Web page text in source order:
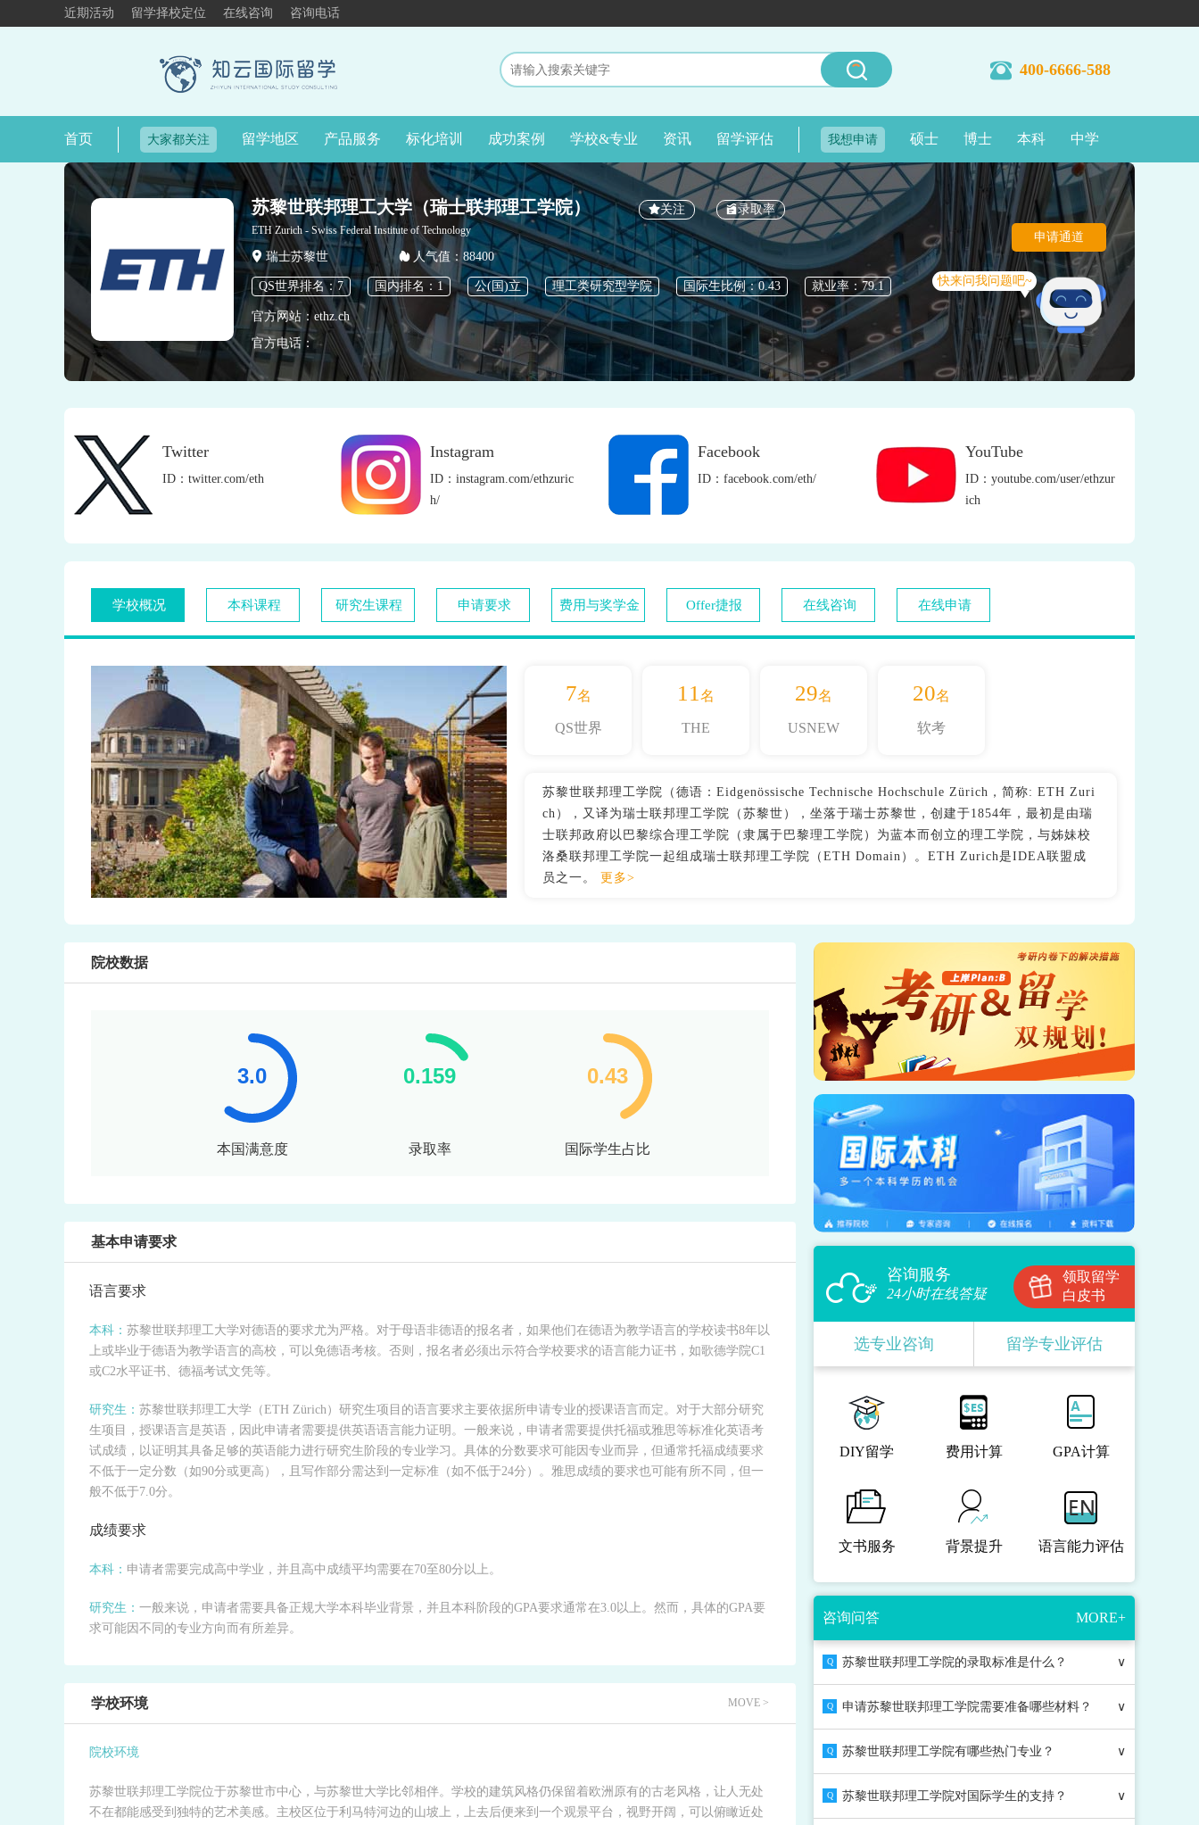
近期活动 留学择校定位 在线咨询 咨询电话
400-6666-588
首页 大家都关注 留学地区 产品服务 标化培训 成功案例 学校&专业 资讯 留学评估 我想申请 硕士 博士 本科 中学
苏黎世联邦理工大学（瑞士联邦理工学院） 关注 录取率
ETH Zurich - Swiss Federal Institute of Technology
瑞士苏黎世 人气值：88400
QS世界排名：7 国内排名：1 公(国)立 理工类研究型学院 国际生比例：0.43 就业率：79.1
官方网站：ethz.ch
官方电话：
申请通道
快来问我问题吧~
Twitter
ID：twitter.com/eth
Instagram
ID：instagram.com/ethzuric
h/
Facebook
ID：facebook.com/eth/
YouTube
ID：youtube.com/user/ethzur
ich
学校概况 本科课程 研究生课程 申请要求 费用与奖学金 Offer捷报 在线咨询 在线申请
7名
QS世界
11 名
THE
29名
USNEW
20名
软考
苏黎世联邦理工学院（德语：Eidgenössische Technische Hochschule Zürich，简称: ETH Zuri
ch），又译为瑞士联邦理工学院（苏黎世），坐落于瑞士苏黎世，创建于1854年，最初是由瑞
士联邦政府以巴黎综合理工学院（隶属于巴黎理工学院）为蓝本而创立的理工学院，与姊妹校
洛桑联邦理工学院一起组成瑞士联邦理工学院（ETH Domain）。ETH Zurich是IDEA联盟成
员之一。 更多>
院校数据
本国满意度 录取率 国际学生占比
基本申请要求
语言要求
本科： 苏黎世联邦理工大学对德语的要求尤为严格。对于母语非德语的报名者，如果他们在德语为教学语言的学校读书8年以
上或毕业于德语为教学语言的高校，可以免德语考核。否则，报名者必须出示符合学校要求的语言能力证书，如歌德学院C1
或C2水平证书、德福考试文凭等。
研究生： 苏黎世联邦理工大学（ETH Zürich）研究生项目的语言要求主要依据所申请专业的授课语言而定。对于大部分研究
生项目，授课语言是英语，因此申请者需要提供英语语言能力证明。一般来说，申请者需要提供托福或雅思等标准化英语考
试成绩，以证明其具备足够的英语能力进行研究生阶段的专业学习。具体的分数要求可能因专业而异，但通常托福成绩要求
不低于一定分数（如90分或更高），且写作部分需达到一定标准（如不低于24分）。雅思成绩的要求也可能有所不同，但一
般不低于7.0分。
成绩要求
本科： 申请者需要完成高中学业，并且高中成绩平均需要在70至80分以上。
研究生： 一般来说，申请者需要具备正规大学本科毕业背景，并且本科阶段的GPA要求通常在3.0以上。然而，具体的GPA要
求可能因不同的专业方向而有所差异。
学校环境 MOVE >
院校环境
苏黎世联邦理工学院位于苏黎世市中心，与苏黎世大学比邻相伴。学校的建筑风格仍保留着欧洲原有的古老风格，让人无处
不在都能感受到独特的艺术美感。主校区位于利马特河边的山坡上，上去后便来到一个观景平台，视野开阔，可以俯瞰近处
咨询服务
24小时在线答疑
领取留学
白皮书
选专业咨询 留学专业评估
DIY留学 费用计算 GPA计算
文书服务 背景提升 语言能力评估
咨询问答 MORE+
Q 苏黎世联邦理工学院的录取标准是什么？ ∨
Q 申请苏黎世联邦理工学院需要准备哪些材料？ ∨
Q 苏黎世联邦理工学院有哪些热门专业？ ∨
Q 苏黎世联邦理工学院对国际学生的支持？ ∨